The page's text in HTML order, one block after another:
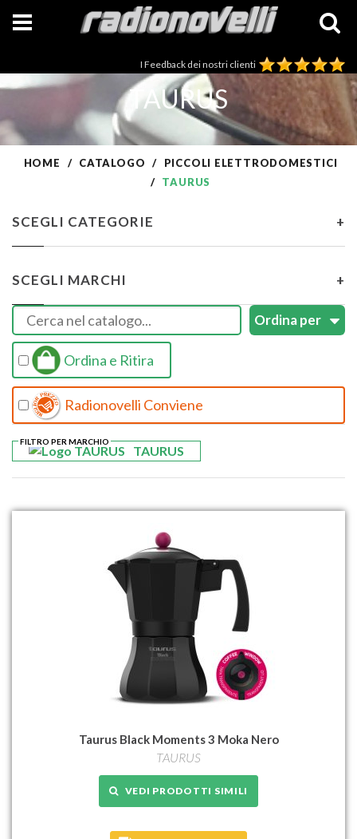
I Feedback dei nostri clienti
TAURUS
HOME CATALOGO
PICCOLI ELETTRODOMESTICI
TAURUS
SCEGLI CATEGORIE +
SCEGLI MARCHI +
Ordina e Ritira
Radionovelli Conviene
TAURUS
FILTRO PER MARCHIO
Taurus Black Moments 3 Moka Nero
TAURUS
VEDI PRODOTTI SIMILI